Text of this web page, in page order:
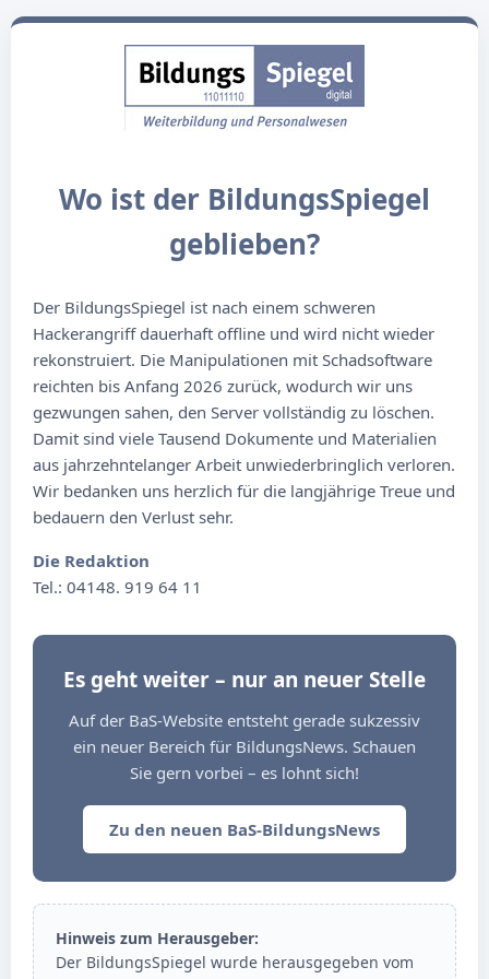
Wo ist der BildungsSpiegel
geblieben?
Der BildungsSpiegel ist nach einem schweren
Hackerangriff dauerhaft offline und wird nicht wieder
rekonstruiert. Die Manipulationen mit Schadsoftware
reichten bis Anfang 2026 zurück, wodurch wir uns
gezwungen sahen, den Server vollständig zu löschen.
Damit sind viele Tausend Dokumente und Materialien
aus jahrzehntelanger Arbeit unwiederbringlich verloren.
Wir bedanken uns herzlich für die langjährige Treue und
bedauern den Verlust sehr.
Die Redaktion
Tel.: 04148. 919 64 11
Es geht weiter – nur an neuer Stelle
Auf der BaS-Website entsteht gerade sukzessiv
ein neuer Bereich für BildungsNews. Schauen
Sie gern vorbei – es lohnt sich!
Zu den neuen BaS-BildungsNews
Hinweis zum Herausgeber:
Der BildungsSpiegel wurde herausgegeben vom